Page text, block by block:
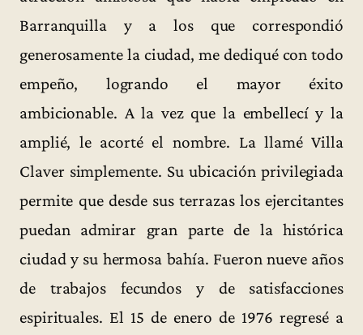
Barranquilla y a los que correspondió
generosamente la ciudad, me dediqué con todo
empeño, logrando el mayor éxito
ambicionable. A la vez que la embellecí y la
amplié, le acorté el nombre. La llamé Villa
Claver simplemente. Su ubicación privilegiada
permite que desde sus terrazas los ejercitantes
puedan admirar gran parte de la histórica
ciudad y su hermosa bahía. Fueron nueve años
de trabajos fecundos y de satisfacciones
espirituales. El 15 de enero de 1976 regresé a